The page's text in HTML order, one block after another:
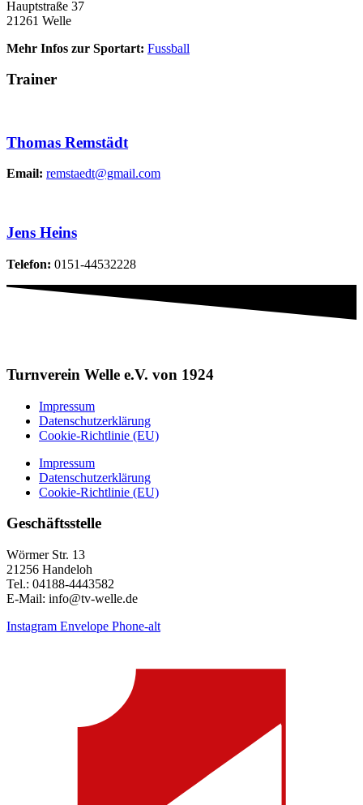
Hauptstraße 37
21261 Welle
Mehr Infos zur Sportart: Fussball
Trainer
Thomas Remstädt
Email: remstaedt@gmail.com
Jens Heins
Telefon: 0151-44532228
Turnverein Welle e.V. von 1924
Impressum
Datenschutzerklärung
Cookie-Richtlinie (EU)
Impressum
Datenschutzerklärung
Cookie-Richtlinie (EU)
Geschäftsstelle
Wörmer Str. 13
21256 Handeloh
Tel.: 04188-4443582
E-Mail: info@tv-welle.de
Instagram Envelope Phone-alt